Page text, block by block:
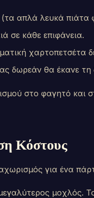
απλά λευκά πιάτα
σε κάθε επιφάνεια.
χαρτοπετσέτα
δωρεάν θα έκανε τη
στο φαγητό και
Κόστους
για ένα
μοχλός.